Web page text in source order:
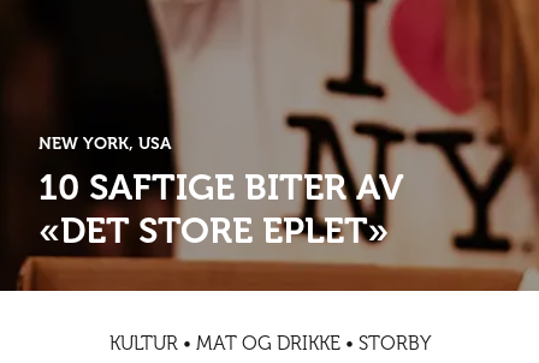
Mat og drikke
Nyheter
Safari
Abonnementsfordeler
Våre vilkår og personvernpolicy
Presse
Annonsere
Kontakt
Abonnementsfordeler
Digitalutgaver
Spa og luksus Storby
Trender Vinter
NEW YORK, USA
10 SAFTIGE BITER AV
«DET STORE EPLET»
KULTUR • MAT OG DRIKKE • STORBY